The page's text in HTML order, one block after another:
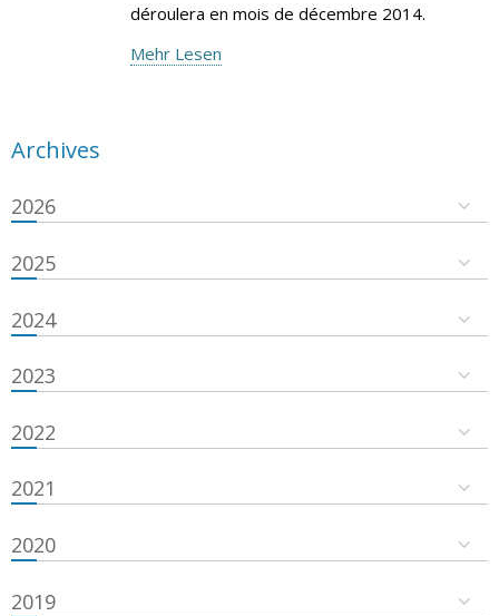
déroulera en mois de décembre 2014.
Mehr Lesen
Archives
2026
2025
2024
2023
2022
2021
2020
2019